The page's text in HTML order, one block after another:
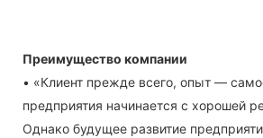
Преимущество компании
• «Клиент прежде всего, опыт —
предприятия начинается с хорошей
Однако будущее развитие